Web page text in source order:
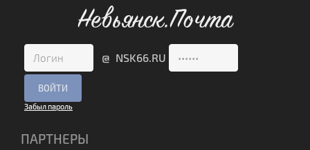
Невьянск.Почта
@ NSK66.RU
Забыл пароль
ПАРТНЕРЫ